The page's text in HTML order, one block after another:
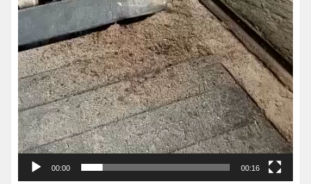
00:00 00:16